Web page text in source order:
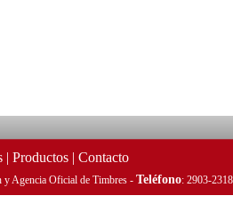
| Productos | Contacto
Agencia Oficial de Timbres - Teléfono: 2903-